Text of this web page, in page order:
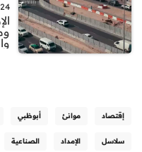
إقتصاد موانئ أبوظبي
سلاسل الإمداد الصناعية